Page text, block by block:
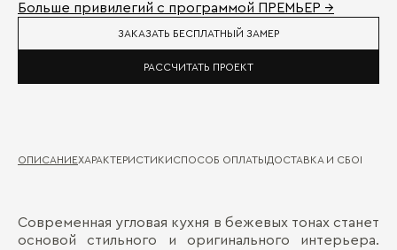
Больше привилегий с программой ПРЕМЬЕР →
ЗАКАЗАТЬ БЕСПЛАТНЫЙ ЗАМЕР
РАССЧИТАТЬ ПРОЕКТ
ОПИСАНИЕХАРАКТЕРИСТИКИСПОСОБ ОПЛАТЫДОСТАВКА И СБОРКА
Современная угловая кухня в бежевых тонах станет
основой стильного и оригинального интерьера.